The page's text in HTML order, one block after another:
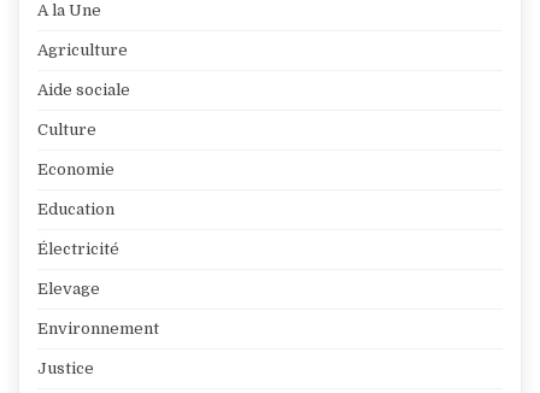
A la Une
Agriculture
Aide sociale
Culture
Economie
Education
Électricité
Elevage
Environnement
Justice